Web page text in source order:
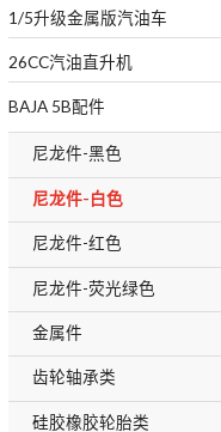
1/5升级金属版汽油车
26CC汽油直升机
BAJA 5B配件
尼龙件-黑色
尼龙件-白色
尼龙件-红色
尼龙件-荧光绿色
金属件
齿轮轴承类
硅胶橡胶轮胎类